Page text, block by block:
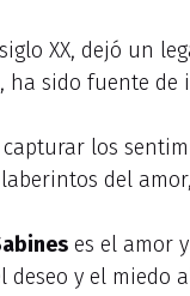
XX, dejó un
sido fuente
capturar los
del
es el amor
y el